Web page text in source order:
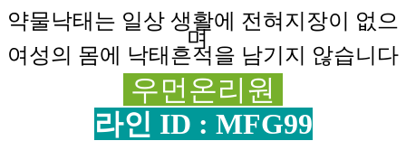
약물낙태는 일상 생활에 전혀지장이 없으
며
여성의 몸에 낙태흔적을 남기지 않습니다
우먼온리원
라인 ID : MFG99